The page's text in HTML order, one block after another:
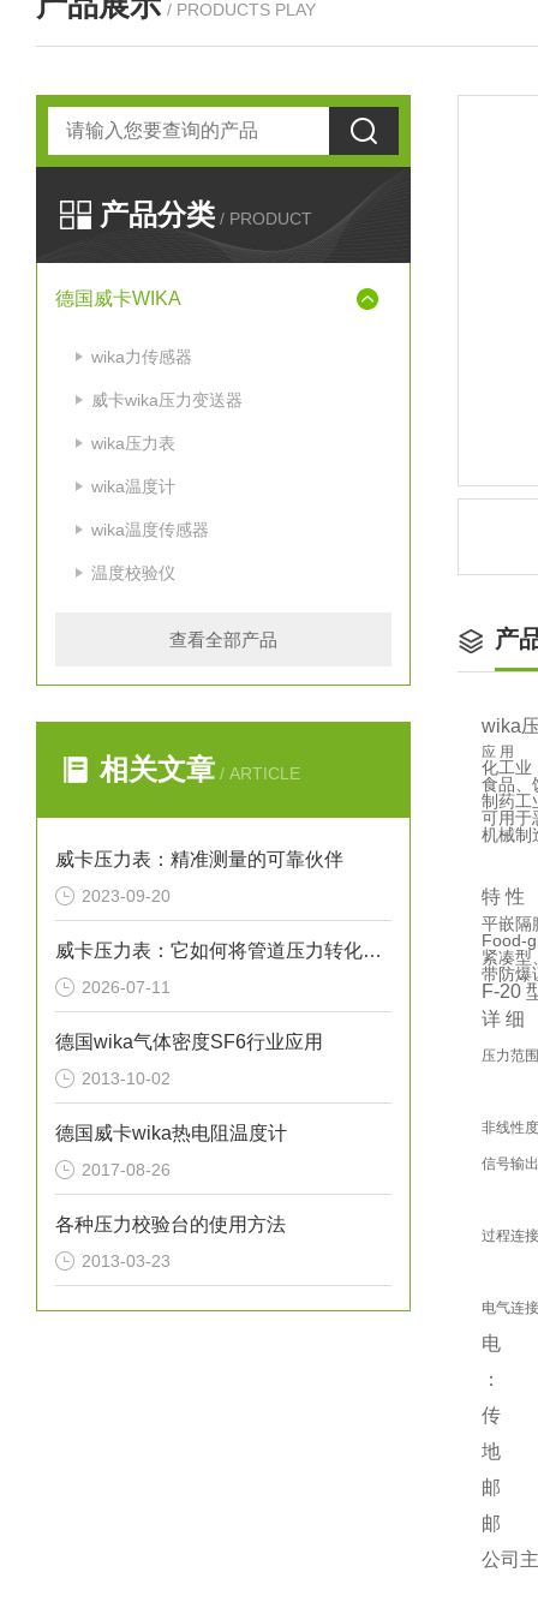
/ PRODUCTS PLAY
产品分类 / PRODUCT
德国威卡WIKA
wika力传感器
威卡wika压力变送器
wika压力表
wika温度计
wika温度传感器
温度校验仪
查看全部产品
相关文章 / ARTICLE
威卡压力表：精准测量的可靠伙伴
2023-09-20
威卡压力表：它如何将管道压力转化为指针读数？
2026-07-11
德国wika气体密度SF6行业应用
2013-10-02
德国威卡wika热电阻温度计
2017-08-26
各种压力校验台的使用方法
2013-03-23
产
wika
应 用
化工业
食品、
制药工
可用于
机械制
特 性
平嵌隔
Food-
紧凑型
带防爆
F-20
详 细
压力范围
非线性度
信号输出
过程连接
电气连接
电
：
传 真
地 址
邮
邮
公司